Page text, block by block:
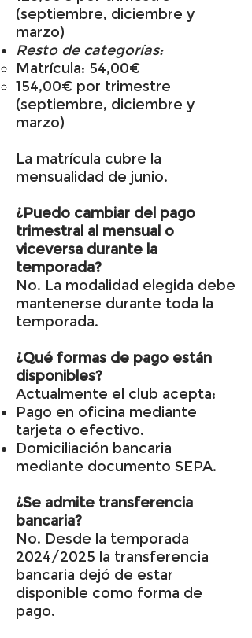
(septiembre, diciembre y
marzo)
Resto de categorías:
Matrícula: 54,00€
154,00€ por trimestre
(septiembre, diciembre y
marzo)
La matrícula cubre la
mensualidad de junio.
¿Puedo cambiar del pago
trimestral al mensual o
viceversa durante la
temporada?
No. La modalidad elegida debe
mantenerse durante toda la
temporada.
¿Qué formas de pago están
disponibles?
Actualmente el club acepta:
Pago en oficina mediante
tarjeta o efectivo.
Domiciliación bancaria
mediante documento SEPA.
¿Se admite transferencia
bancaria?
No. Desde la temporada
2024/2025 la transferencia
bancaria dejó de estar
disponible como forma de
pago.